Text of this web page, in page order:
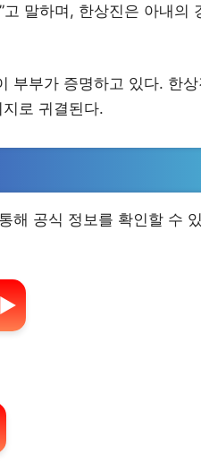
말하며, 한상진은 아내의
부부가 증명하고 있다. 한상
로 귀결된다.
해 공식 정보를 확인할 수 있
▶